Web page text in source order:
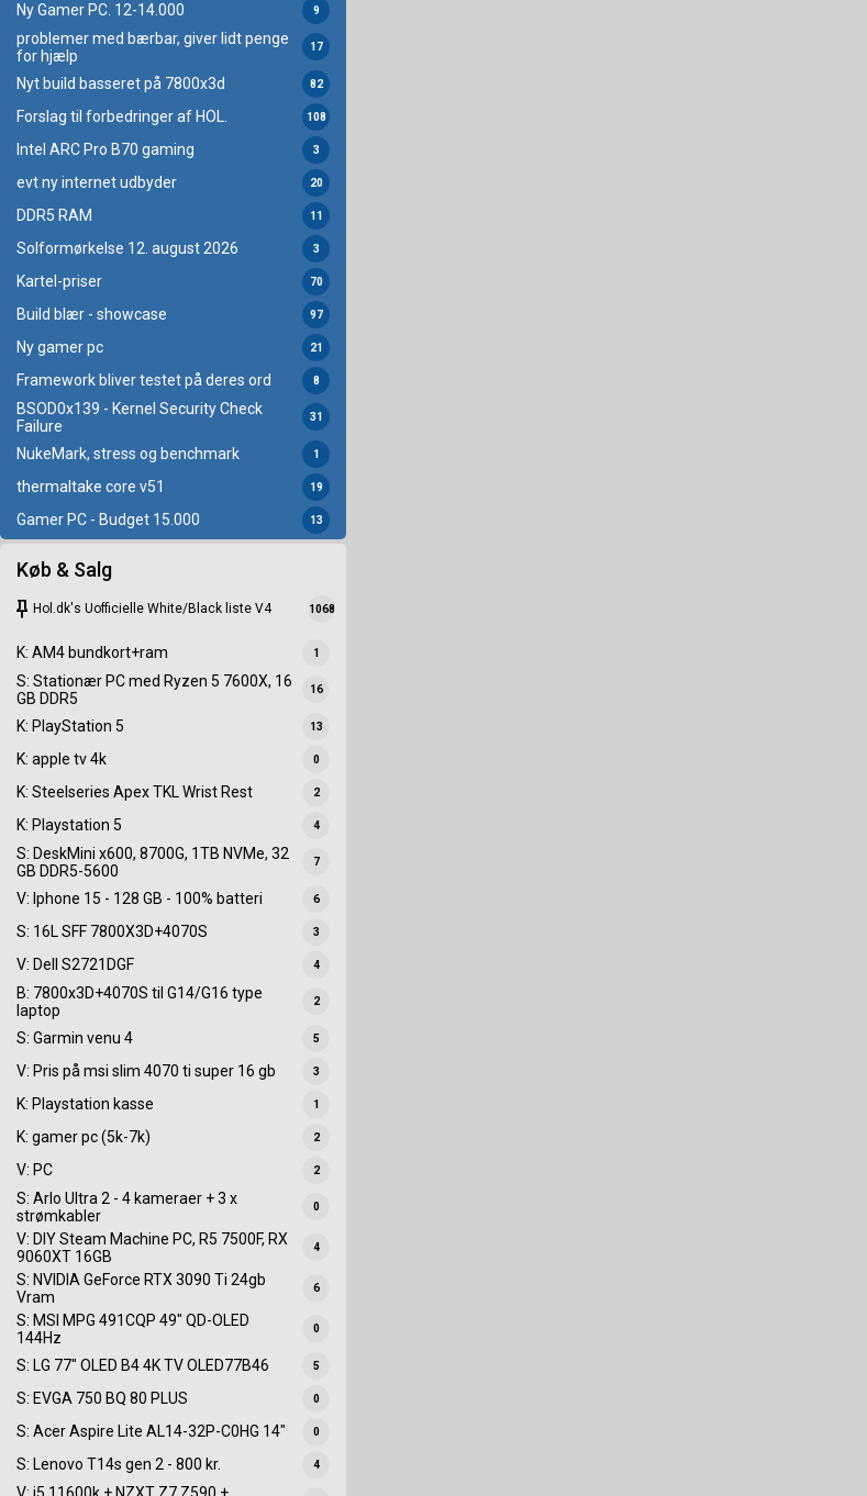
Ny Gamer PC. 12-14.000 9
problemer med bærbar, giver lidt penge
for hjælp
17
Nyt build basseret på 7800x3d 82
Forslag til forbedringer af HOL. 108
Intel ARC Pro B70 gaming 3
evt ny internet udbyder 20
DDR5 RAM 11
Solformørkelse 12. august 2026 3
Kartel-priser 70
Build blær - showcase 97
Ny gamer pc 21
Framework bliver testet på deres ord 8
BSOD0x139 - Kernel Security Check
Failure
31
NukeMark, stress og benchmark 1
thermaltake core v51 19
Gamer PC - Budget 15.000 13
Køb & Salg
keep Hol.dk's Uofficielle White/Black liste V4 1068
K: AM4 bundkort+ram 1
S: Stationær PC med Ryzen 5 7600X, 16
GB DDR5
16
K: PlayStation 5 13
K: apple tv 4k 0
K: Steelseries Apex TKL Wrist Rest 2
K: Playstation 5 4
S: DeskMini x600, 8700G, 1TB NVMe, 32
GB DDR5-5600
7
V: Iphone 15 - 128 GB - 100% batteri 6
S: 16L SFF 7800X3D+4070S 3
V: Dell S2721DGF 4
B: 7800x3D+4070S til G14/G16 type
laptop
2
S: Garmin venu 4 5
V: Pris på msi slim 4070 ti super 16 gb 3
K: Playstation kasse 1
K: gamer pc (5k-7k) 2
V: PC 2
S: Arlo Ultra 2 - 4 kameraer + 3 x
strømkabler
0
V: DIY Steam Machine PC, R5 7500F, RX
9060XT 16GB
4
S: NVIDIA GeForce RTX 3090 Ti 24gb
Vram
6
S: MSI MPG 491CQP 49" QD-OLED
144Hz
0
S: LG 77" OLED B4 4K TV OLED77B46 5
S: EVGA 750 BQ 80 PLUS 0
S: Acer Aspire Lite AL14-32P-C0HG 14" 0
S: Lenovo T14s gen 2 - 800 kr. 4
V: i5 11600k + NZXT Z7 Z590 +